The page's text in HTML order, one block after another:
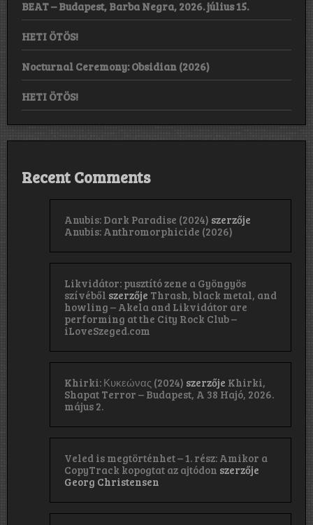
BEAT – Budapest, Barba Negra, 2026. július 15.
HETI ÖTÖS!
Nocturnal Ceremony: Obsidian (2026)
HETI ÖTÖS!
Recent Comments
Anubis: Dark Paradise (2024) szerzője
Anubis: Anthromorphicide (2026)
Likvidátor: pusztító zene a Gyöngyös
szívéből szerzője Thrash, black metal, and
howling – Akela and Likvidátor are
performing at the City Rock Club –
iLoveSzeged.com
Khirki: Κ​υ​κ​ε​ώ​ν​α​ς (2024) szerzője Khirki,
Shapat Terror – Budapest, A 38 Hajó, 2026.
május 2.
Veled is megtörténhet – 1. rész: Amikor a
CopyTrack kopogtat az ajtódon szerzője
Georg Christensen